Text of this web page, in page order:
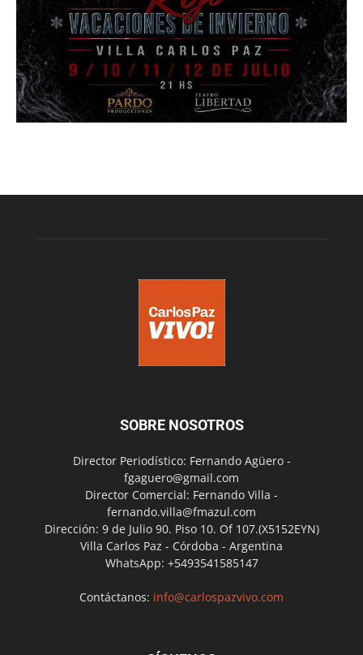
SOBRE NOSOTROS
Director Periodístico: Fernando Agüero -
fgaguero@gmail.com
Director Comercial: Fernando Villa -
fernando.villa@fmazul.com
Dirección: 9 de Julio 90. Piso 10. Of 107.(X5152EYN)
Villa Carlos Paz - Córdoba - Argentina
WhatsApp: +5493541585147
Contáctanos: info@carlospazvivo.com